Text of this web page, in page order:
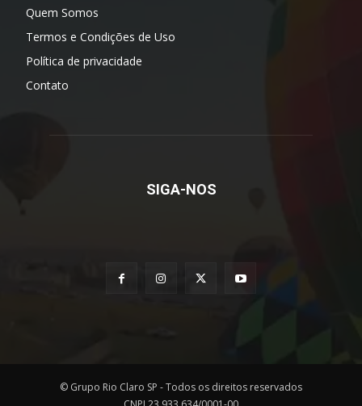
Quem Somos
Termos e Condições de Uso
Política de privacidade
Contato
SIGA-NOS
© Grupo Rio Claro SP - Todos os direitos reservados